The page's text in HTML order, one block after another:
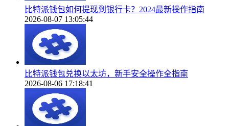
比特派钱包如何提现到银行卡？2024最新操作指南
2026-08-07 13:05:44
比特派钱包兑换以太坊，新手安全操作全指南
2026-08-06 17:18:41